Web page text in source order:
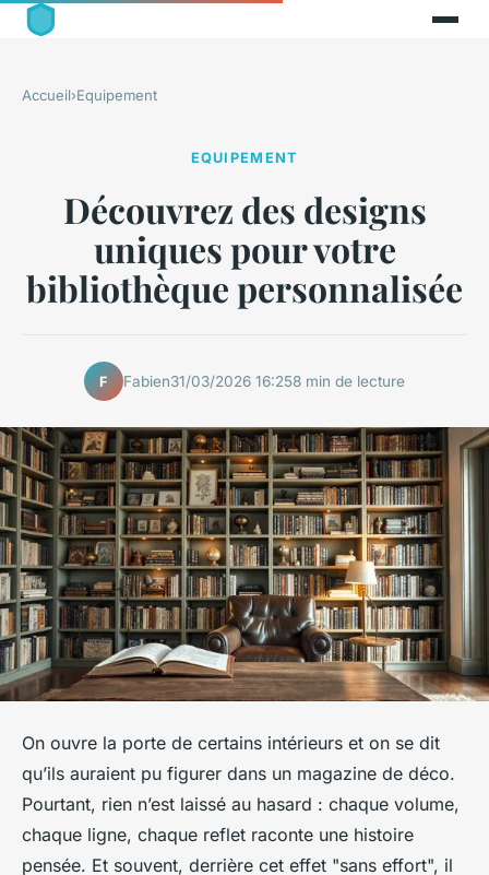
Accueil›Equipement
EQUIPEMENT
Découvrez des designs
uniques pour votre
bibliothèque personnalisée
F Fabien31/03/2026 16:258 min de lecture
On ouvre la porte de certains intérieurs et on se dit
qu’ils auraient pu figurer dans un magazine de déco.
Pourtant, rien n’est laissé au hasard : chaque volume,
chaque ligne, chaque reflet raconte une histoire
pensée. Et souvent, derrière cet effet "sans effort", il